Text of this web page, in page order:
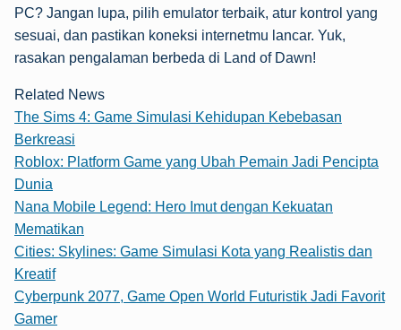
PC? Jangan lupa, pilih emulator terbaik, atur kontrol yang
sesuai, dan pastikan koneksi internetmu lancar. Yuk,
rasakan pengalaman berbeda di Land of Dawn!
Related News
The Sims 4: Game Simulasi Kehidupan Kebebasan
Berkreasi
Roblox: Platform Game yang Ubah Pemain Jadi Pencipta
Dunia
Nana Mobile Legend: Hero Imut dengan Kekuatan
Mematikan
Cities: Skylines: Game Simulasi Kota yang Realistis dan
Kreatif
Cyberpunk 2077, Game Open World Futuristik Jadi Favorit
Gamer